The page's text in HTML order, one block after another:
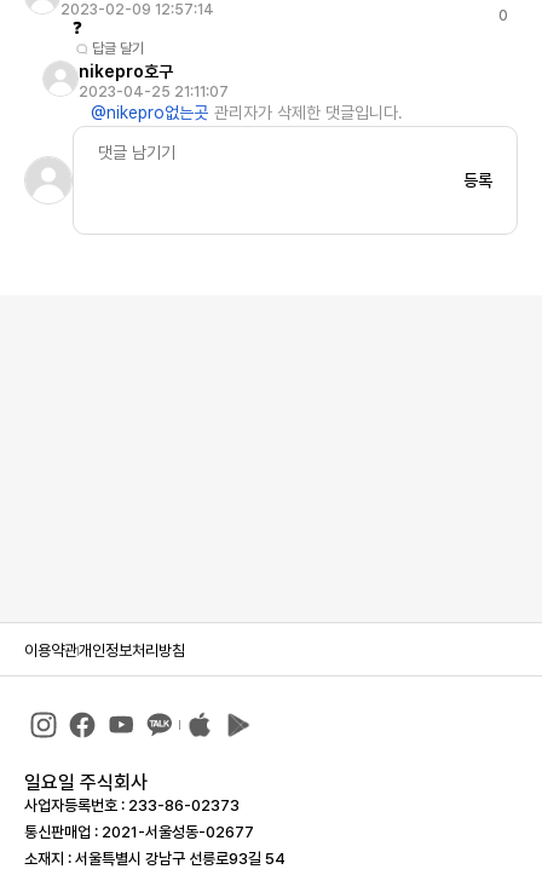
2023-02-09 12:57:14
❓️
답글 달기
0
nikeprο호구
2023-04-25 21:11:07
@nikepro없는곳 관리자가 삭제한 댓글입니다.
등록
이용약관개인정보처리방침
일요일 주식회사
사업자등록번호 : 233-86-023­73
통신판매업 : 2021-서울성동-02677
소재지 : 서울특별시 강남구 선릉로93길 54